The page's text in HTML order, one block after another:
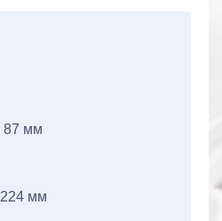
87 мм
224 мм